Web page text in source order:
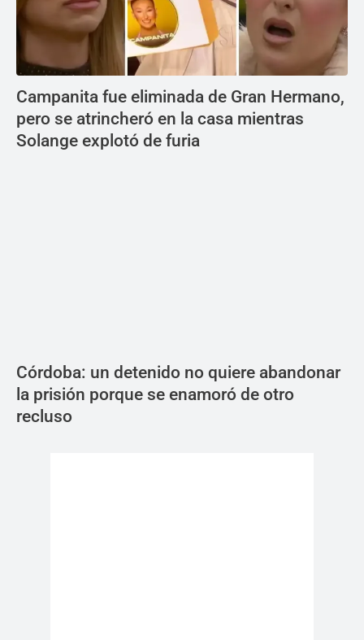
Campanita fue eliminada de Gran Hermano,
pero se atrincheró en la casa mientras
Solange explotó de furia
Córdoba: un detenido no quiere abandonar
la prisión porque se enamoró de otro
recluso